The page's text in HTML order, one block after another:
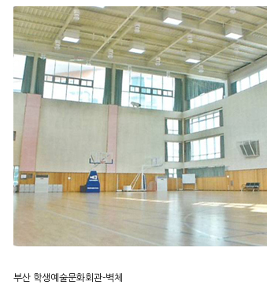
부산 학생예술문화회관-벽체